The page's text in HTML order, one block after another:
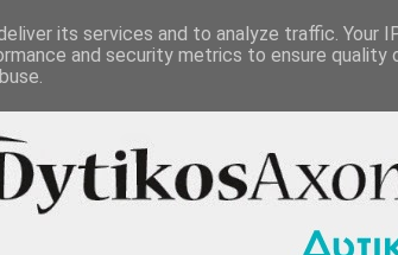
its services and to analyze traffic. Your
and security metrics to ensure quality